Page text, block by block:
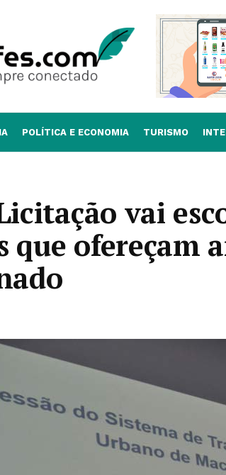
POLÍTICA E ECONOMIA TURISMO
vai
que ofereçam